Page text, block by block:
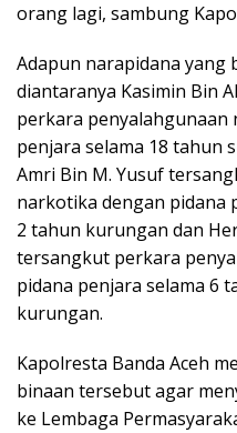
orang lagi, sambung
Adapun narapidana yang
diantaranya Kasimin Bin
perkara penyalahgunaan
penjara selama 18 tahun
Amri Bin M. Yusuf
narkotika dengan pidana
2 tahun kurungan dan
tersangkut perkara
pidana penjara selama 6
kurungan.
Kapolresta Banda Aceh
binaan tersebut agar
ke Lembaga